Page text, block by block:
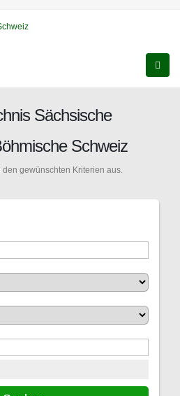
Sächsische
Schweiz
gewünschten Kriterien aus.